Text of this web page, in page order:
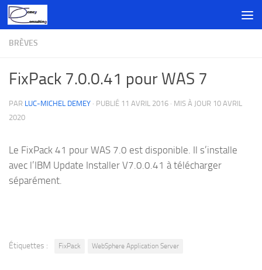
Skip to content
BRÈVES
FixPack 7.0.0.41 pour WAS 7
PAR LUC-MICHEL DEMEY · PUBLIÉ 11 AVRIL 2016 · MIS À JOUR 10 AVRIL
2020
Le FixPack 41 pour WAS 7.0 est disponible. Il s’installe
avec l’IBM Update Installer V7.0.0.41 à télécharger
séparément.
Étiquettes : FixPack WebSphere Application Server